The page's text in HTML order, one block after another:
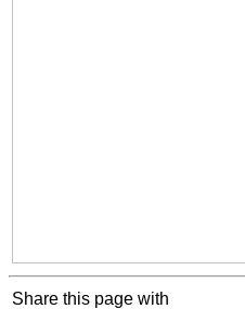
Share this page with